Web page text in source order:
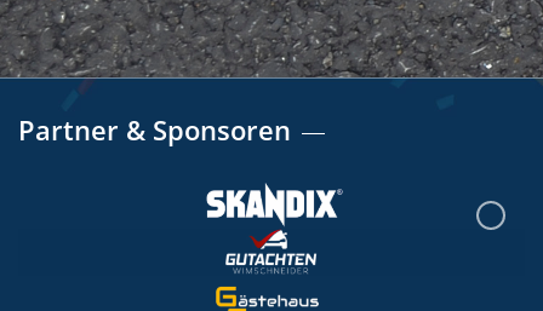
Partner & Sponsoren